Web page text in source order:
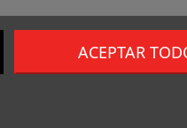
ACEPTAR